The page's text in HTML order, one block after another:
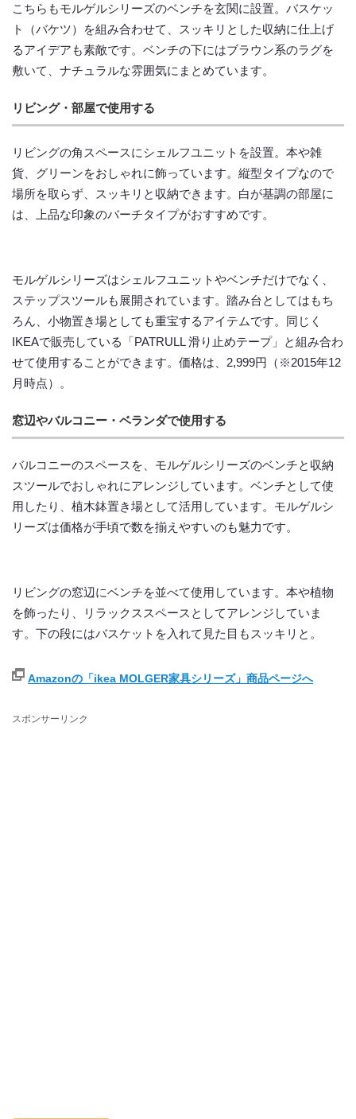
こちらもモルゲルシリーズのベンチを玄関に設置。バスケッ
ト（バケツ）を組み合わせて、スッキリとした収納に仕上げ
るアイデアも素敵です。ベンチの下にはブラウン系のラグを
敷いて、ナチュラルな雰囲気にまとめています。
リビング・部屋で使用する
リビングの角スペースにシェルフユニットを設置。本や雑
貨、グリーンをおしゃれに飾っています。縦型タイプなので
場所を取らず、スッキリと収納できます。白が基調の部屋に
は、上品な印象のバーチタイプがおすすめです。
モルゲルシリーズはシェルフユニットやベンチだけでなく、
ステップスツールも展開されています。踏み台としてはもち
ろん、小物置き場としても重宝するアイテムです。同じく
IKEAで販売している「PATRULL 滑り止めテープ」と組み合わ
せて使用することができます。価格は、2,999円（※2015年12
月時点）。
窓辺やバルコニー・ベランダで使用する
バルコニーのスペースを、モルゲルシリーズのベンチと収納
スツールでおしゃれにアレンジしています。ベンチとして使
用したり、植木鉢置き場として活用しています。モルゲルシ
リーズは価格が手頃で数を揃えやすいのも魅力です。
リビングの窓辺にベンチを並べて使用しています。本や植物
を飾ったり、リラックススペースとしてアレンジしていま
す。下の段にはバスケットを入れて見た目もスッキリと。
Amazonの「ikea MOLGER家具シリーズ」商品ページへ
スポンサーリンク